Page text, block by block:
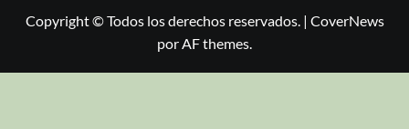
Copyright © Todos los derechos reservados. | CoverNews
por AF themes.